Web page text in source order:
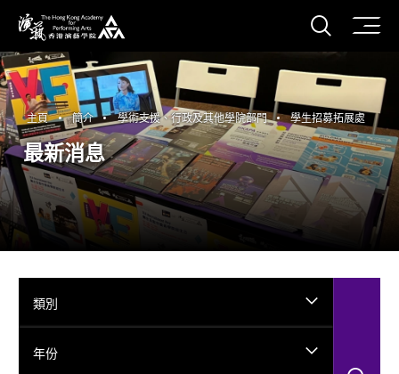
香港演藝學院
打開
主頁 簡介 學術支援、行政及其他學院部門 學生招募拓展處
最新消息
類別
年份